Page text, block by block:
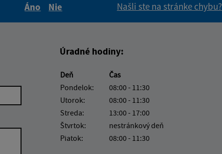
Áno
Nie
Našli ste na stránke chybu?
Úradné hodiny:
Deň
Čas
Pondelok:
08:00 - 11:30
Utorok:
08:00 - 11:30
Streda:
13:00 - 17:00
Štvrtok:
nestránkový deň
Piatok:
08:00 - 11:30